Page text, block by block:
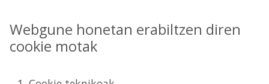
Webgune honetan erabiltzen diren
cookie motak